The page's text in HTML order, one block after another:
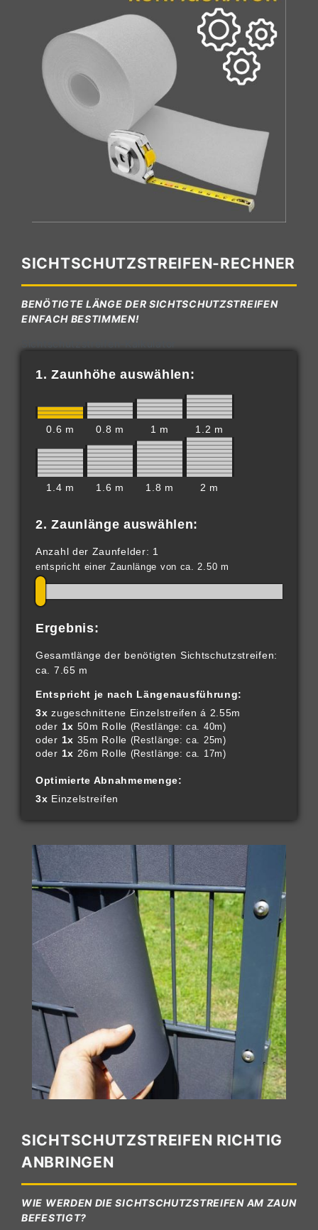
SICHTSCHUTZSTREIFEN-RECHNER
BENÖTIGTE LÄNGE DER SICHTSCHUTZSTREIFEN
EINFACH BESTIMMEN!
1. Zaunhöhe auswählen:
0.6 m 0.8 m 1 m 1.2 m
1.4 m 1.6 m 1.8 m 2 m
2. Zaunlänge auswählen:
Anzahl der Zaunfelder: 1
entspricht einer Zaunlänge von ca. 2.50 m
Ergebnis:
Gesamtlänge der benötigten Sichtschutzstreifen:
ca. 7.65 m
Entspricht je nach Längenausführung:
3x zugeschnittene Einzelstreifen á 2.55m
oder 1x 50m Rolle (Restlänge: ca. 40m)
oder 1x 35m Rolle (Restlänge: ca. 25m)
oder 1x 26m Rolle (Restlänge: ca. 17m)
Optimierte Abnahmemenge:
3x Einzelstreifen
SICHTSCHUTZSTREIFEN RICHTIG
ANBRINGEN
WIE WERDEN DIE SICHTSCHUTZSTREIFEN AM ZAUN
BEFESTIGT?